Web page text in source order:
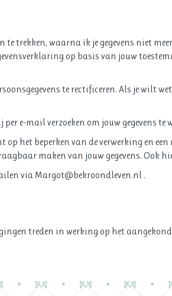
trekken, waarna ik je gegevens niet
op basis van jouw
te rectificeren. Als je wilt
e-mail verzoeken om jouw gegevens te
het beperken van de verwerking en
maken van jouw gegevens. Ook
via Margot@bekroondleven.nl .
treden in werking op het